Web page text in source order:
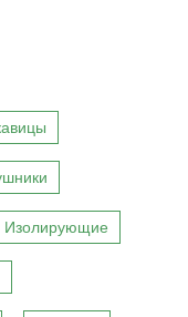
Изолирующие